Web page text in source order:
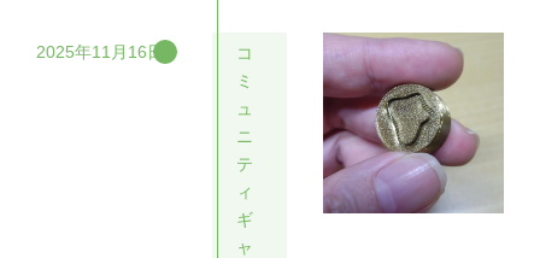
2025年11月16日
コ
ミ
ュ
ニ
テ
ィ
ギ
ャ